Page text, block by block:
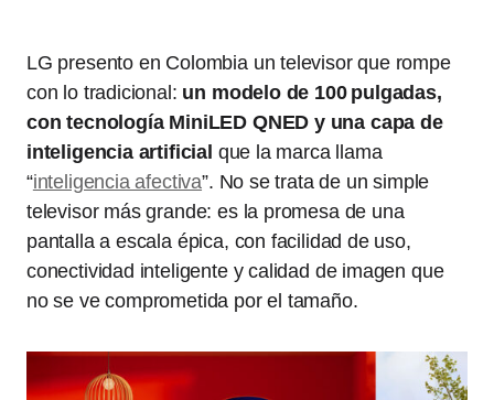
LG presento en Colombia un televisor que rompe
con lo tradicional: un modelo de 100 pulgadas,
con tecnología MiniLED QNED y una capa de
inteligencia artificial que la marca llama
“inteligencia afectiva”. No se trata de un simple
televisor más grande: es la promesa de una
pantalla a escala épica, con facilidad de uso,
conectividad inteligente y calidad de imagen que
no se ve comprometida por el tamaño.